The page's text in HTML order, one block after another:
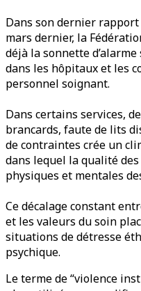
Dans son dernier rapport
mars dernier, la
déjà la sonnette
dans les hôpitaux et les
personnel soignant.
Dans certains services,
brancards, faute de lits
de contraintes crée un
dans lequel la qualité
physiques et mentales
Ce décalage constant
et les valeurs du soin
situations de détresse
psychique.
Le terme de “violence